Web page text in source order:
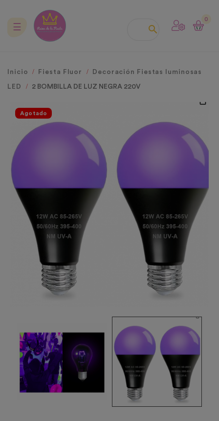

0
Navegación
☰
Inicio Fiesta Fluor Decoración Fiestas luminosas
LED 2 BOMBILLA DE LUZ NEGRA 220V
Agotado